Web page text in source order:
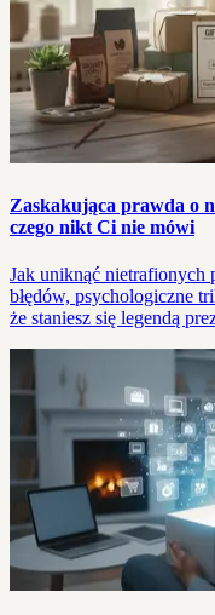
Zaskakująca prawda o
czego nikt Ci nie mówi
Jak uniknąć nietrafionych
błędów, psychologiczne
że staniesz się legendą